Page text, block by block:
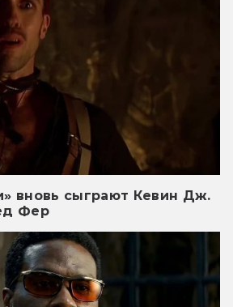
вновь сыграют Кевин Дж.
Фер